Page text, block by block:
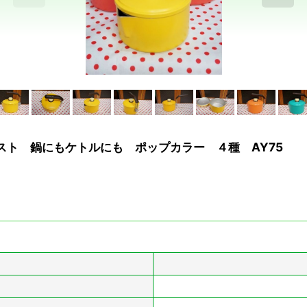
ト 鍋にもケトルにも ポップカラー ４種 AY75